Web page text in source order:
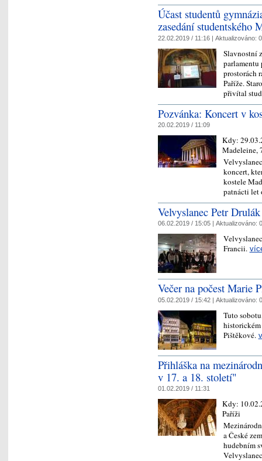
Účast studentů
zasedání studentského
22.02.2019 / 11:16 | Aktualizováno:
Slavnostní
parlamentu
prostorách
Paříže.
přivítal
Pozvánka: Koncert v
20.02.2019 / 11:09
Kdy:
Madeleine,
koncert,
kostele
patnácti
Velvyslanec Petr
06.02.2019 / 15:05 | Aktualizováno:
Francii.
Večer na počest Marie
05.02.2019 / 15:42 | Aktualizováno:
Tuto
Pištěkové.
Přihláška na
v 17. a 18. století"
01.02.2019 / 11:31
Kdy:
Paříži
a České
hudebním